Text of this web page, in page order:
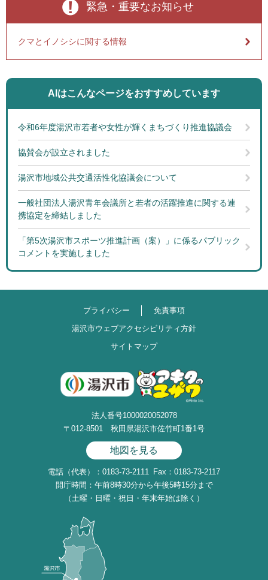
緊急・重要なお知らせ
クマとイノシシに関する情報
AIはこんなページをおすすめしています
令和6年度湯沢市若者や女性が輝くまちづくり推進協議会
協賛会が設立されました
湯沢市地域公共交通活性化協議会について
一般社団法人湯沢青年会議所と若者の活躍推進に関する連
携協定を締結しました
「第5次湯沢市スポーツ推進計画（案）」に係るパブリック
コメントを実施しました
プライバシー
免責事項
湯沢市ウェブアクセシビリティ方針
サイトマップ
法人番号1000020052078
〒012-8501 秋田県湯沢市佐竹町1番1号
地図を見る
電話（代表）：0183-73-2111 Fax：0183-73-2117
開庁時間：午前8時30分から午後5時15分まで
（土曜・日曜・祝日・年末年始は除く）